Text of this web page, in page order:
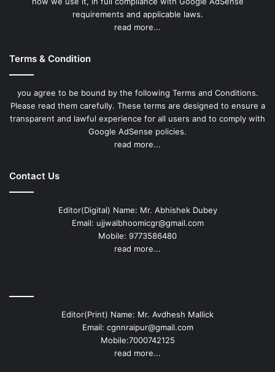
requirements and applicable laws.
read more...
Terms & Condition
you agree to be bound by the following Terms and Conditions.
Please read them carefully. These terms are designed to ensure a
transparent and lawful experience for all users and to comply with
Google AdSense policies.
read more...
Contact Us
Editor(Digital) Name: Mr. Abhishek Dubey
Email: ujjwalbhoomicgr@gmail.com
Mobile: 9773586480
read more...
Editor(Print) Name: Mr. Avdhesh Mallick
Email: cgnnraipur@gmail.com
Mobile:7000742125
read more...